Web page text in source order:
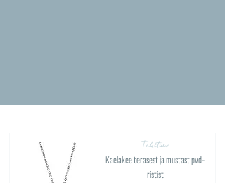
Tekstuur
Kaelakee terasest ja mustast pvd-
ristist